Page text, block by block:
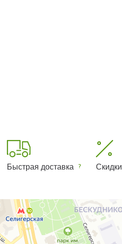
Быстрая доставка Скидки